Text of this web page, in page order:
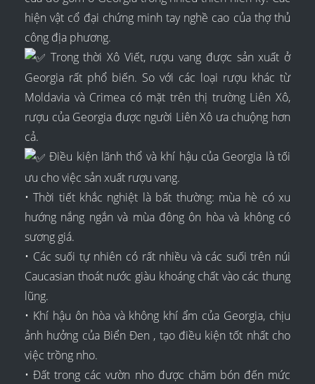
hiện vật cổ đại chứng minh tay nghề cao của thợ thủ
công địa phương.
Trong thời Xô Viết, rượu vang được sản xuất ở
Georgia rất phổ biến. So với các loại rượu khác từ
Moldavia và Crimea có mặt trên thị trường Liên Xô,
rượu của Georgia được người Liên Xô ưa chuộng hơn
cả.
Điều kiện lãnh thổ và khí hậu của Georgia là tối
ưu cho việc sản xuất rượu vang.
• Thời tiết khắc nghiệt là bất thường: mùa hè có xu
hướng nắng ngắn và mùa đông ôn hòa và không có
sương giá.
• Các suối tự nhiên có rất nhiều và các suối trên núi
Caucasian thoát nước giàu khoáng chất vào các thung
lũng.
• Khí hậu ôn hòa và không khí ẩm của Georgia, chịu
ảnh hưởng của Biển Đen , tạo điều kiện tốt nhất cho
việc trồng nho.
• Đất trong các vườn nho được chăm bón đến mức